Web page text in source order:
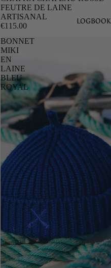
LOGBOOK
FEUTRE DE LAINE
ARTISANAL
€115.00
BONNET
MIKI
EN
LAINE
BLEU
ROYAL